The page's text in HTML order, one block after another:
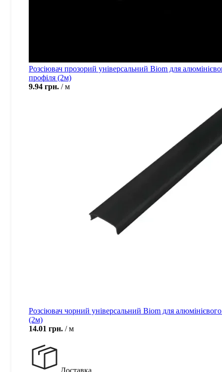
Розсіювач прозорий універсальний Biom для
профіля (2м)
9.94 грн. м
Розсіювач чорний універсальний Biom для
(2м)
14.01 грн. м
Доставка